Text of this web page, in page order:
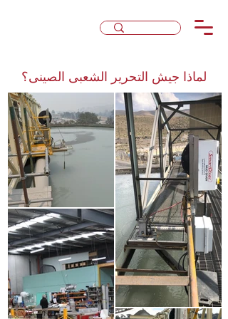
لماذا جيش التحرير الشعبى الصينى؟